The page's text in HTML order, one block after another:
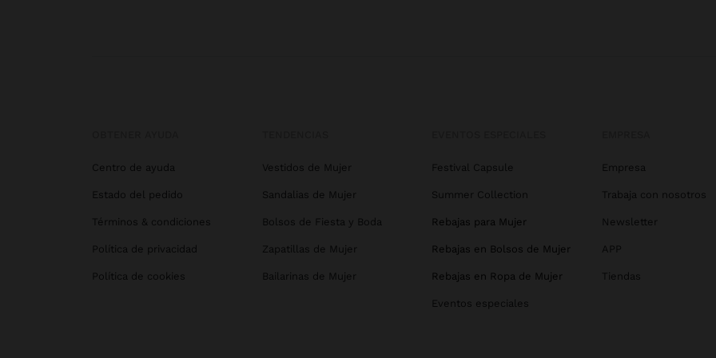
Centro de ayuda
Estado del pedido
Términos & condiciones
Política de privacidad
Política de cookies
Vestidos de Mujer
Sandalias de Mujer
Bolsos de Fiesta y Boda
Zapatillas de Mujer
Bailarinas de Mujer
Festival Capsule
Summer Collection
Rebajas para Mujer
Rebajas en Bolsos de Mujer
Rebajas en Ropa de Mujer
Eventos especiales
Empresa
Trabaja con nosotros
Newsletter
APP
Tiendas